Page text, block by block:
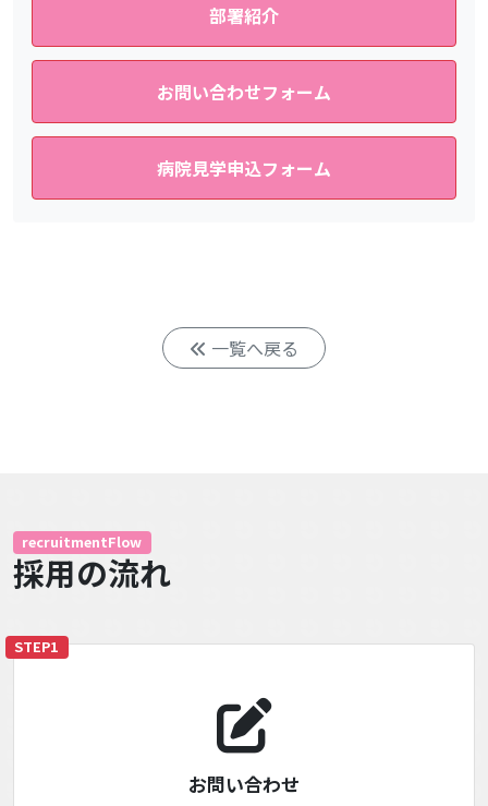
部署紹介
お問い合わせフォーム
病院見学申込フォーム
一覧へ戻る
recruitmentFlow
採用の流れ
STEP1
お問い合わせ